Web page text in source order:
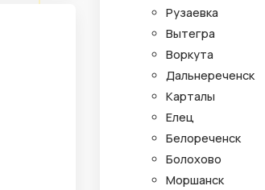
Рузаевка
Вытегра
Воркута
Дальнереченск
Карталы
Елец
Белореченск
Болохово
Моршанск